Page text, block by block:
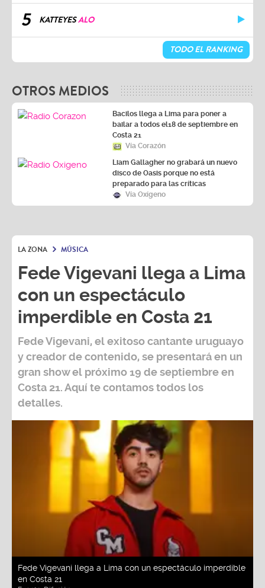
5 KATTEYESALO
TODO EL RANKING
OTROS MEDIOS
Bacilos llega a Lima para poner a
bailar a todos el18 de septiembre en
Costa 21
Vía Corazón
Liam Gallagher no grabará un nuevo
disco de Oasis porque no está
preparado para las críticas
Vía Oxígeno
LA ZONA MÚSICA
Fede Vigevani llega a Lima
con un espectáculo
imperdible en Costa 21
Fede Vigevani, el exitoso cantante uruguayo
y creador de contenido, se presentará en un
gran show el próximo 19 de septiembreen
Costa 21. Aquí te contamos todos los
detalles.
Fede Vigevani llega a Lima con un espectáculo imperdible
en Costa 21